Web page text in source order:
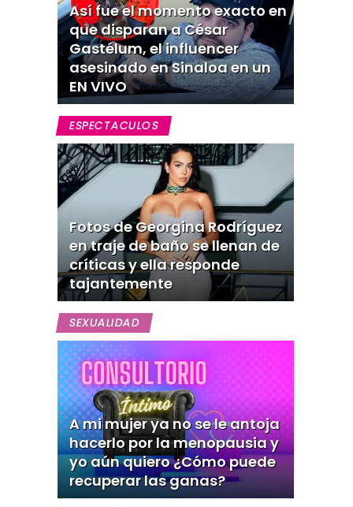
Así fue el momento exacto en
que disparan a César
Gastélum, el influencer
asesinado en Sinaloa en un
EN VIVO
ESPECTACULOS
Fotos de Georgina Rodríguez
en traje de baño se llenan de
críticas y ella responde
tajantemente
SEXUALIDAD
A mi mujer ya no se le antoja
hacerlo por la menopausia y
yo aún quiero ¿Cómo puede
recuperar las ganas?